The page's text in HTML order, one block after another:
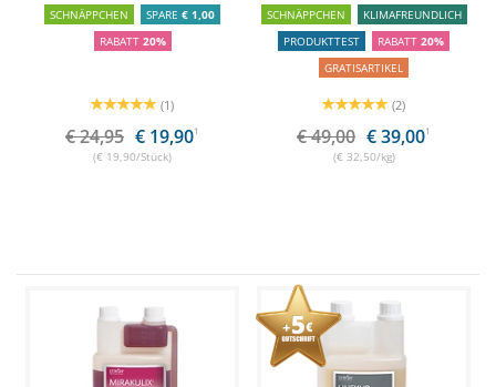
SCHNÄPPCHEN SPARE € 1,00
RABATT 20%
(1)
€ 24,95 € 19,901
(€ 19,90/Stück)
SCHNÄPPCHEN
KLIMAFREUNDLICH
PRODUKTTEST
RABATT 20%
GRATISARTIKEL
(2)
€ 49,00 € 39,001
(€ 32,50/kg)